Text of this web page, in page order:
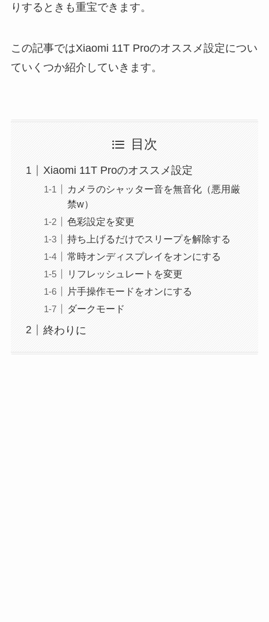
りするときも重宝できます。
この記事ではXiaomi 11T Proのオススメ設定につい
ていくつか紹介していきます。
目次
Xiaomi 11T Proのオススメ設定
カメラのシャッター音を無音化（悪用厳
禁w）
色彩設定を変更
持ち上げるだけでスリープを解除する
常時オンディスプレイをオンにする
リフレッシュレートを変更
片手操作モードをオンにする
ダークモード
終わりに